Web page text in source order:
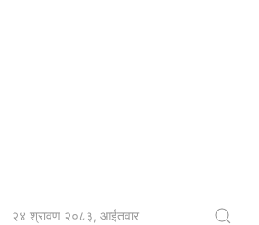
२४ श्रावण २०८३, आईतवार